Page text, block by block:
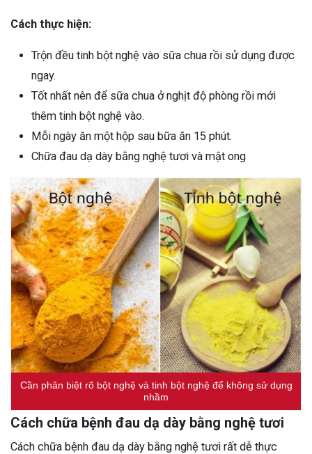
Cách thực hiện:
Trộn đều tinh bột nghệ vào sữa chua rồi sử dụng được
ngay.
Tốt nhất nên để sữa chua ở nghịt độ phòng rồi mới
thêm tinh bột nghệ vào.
Mỗi ngày ăn một hộp sau bữa ăn 15 phút.
Chữa đau dạ dày bằng nghệ tươi và mật ong
Cần phân biệt rõ bột nghệ và tinh bột nghệ để không sử dụng
nhầm
Cách chữa bệnh đau dạ dày bằng nghệ tươi
Cách chữa bệnh đau dạ dày bằng nghệ tươi rất dễ thực